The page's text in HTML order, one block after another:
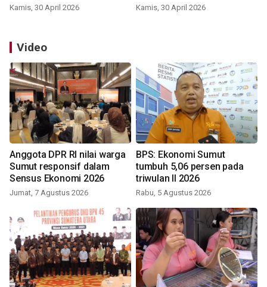
Kamis, 30 April 2026 Kamis, 30 April 2026
Video
Anggota DPR RI nilai warga
Sumut responsif dalam
Sensus Ekonomi 2026
Jumat, 7 Agustus 2026
BPS: Ekonomi Sumut
tumbuh 5,06 persen pada
triwulan II 2026
Rabu, 5 Agustus 2026